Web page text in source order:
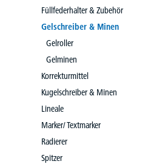
Füllfederhalter & Zubehör
Gelschreiber & Minen
Gelroller
Gelminen
Korrekturmittel
Kugelschreiber & Minen
Lineale
Marker/ Textmarker
Radierer
Spitzer